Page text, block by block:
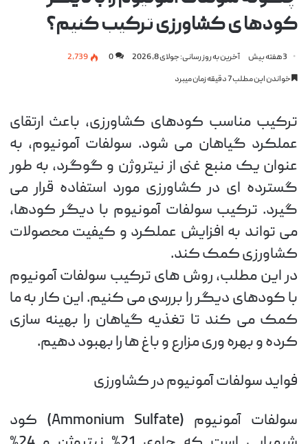
کودها ی کشاورزی ترکیب کنیم؟
3 هفته پیش آخرین به روز رسانی: جولای 8, 2026 0
2,739
خواندن این مطلب 7 دقیقه زمان میبرد
ترکیب مناسب کودهای کشاورزی، باعث ارتقای
عملکرد گیاهان می شود. سولفات آمونیوم، به
عنوان یک منبع غنی از نیتروژن و گوگرد، به طور
گسترده ای در کشاورزی مورد استفاده قرار می
گیرد. ترکیب سولفات آمونیوم با دیگر کودها،
می تواند به افزایش عملکرد و کیفیت محصولات
کشاورزی کمک کند.
در این مطلب، روش های ترکیب سولفات آمونیوم
با کودهای دیگر را بررسی می کنیم. این کار به ما
کمک می کند تا تغذیه گیاهان را بهینه سازی
کرده و بهره وری مزارع و باغ ها را بهبود دهیم.
فواید سولفات آمونیوم در کشاورزی
سولفات آمونیوم (Ammonium Sulfate) کود